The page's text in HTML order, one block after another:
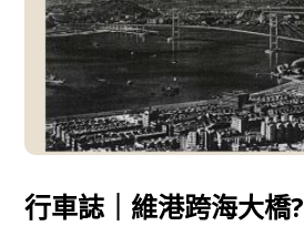
行車誌｜維港跨海大橋?